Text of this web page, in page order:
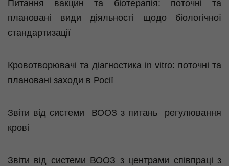
Питання вакцин та біотерапія: поточні та
плановані види діяльності щодо біологічної
стандартизації
Кровотворювачі та діагностика in vitro: поточні та
плановані заходи в Росії
Звіти від системи ВООЗ з питань
регулювання
крові
Звіти від системи ВООЗ з центрами співпраці з